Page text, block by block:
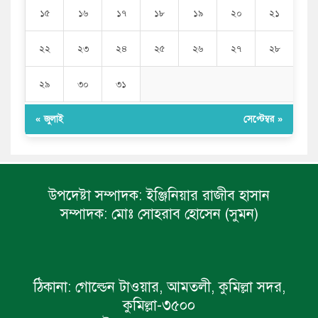
১৫ ১৬ ১৭ ১৮ ১৯ ২০ ২১
২২ ২৩ ২৪ ২৫ ২৬ ২৭ ২৮
২৯ ৩০ ৩১
« জুলাই সেপ্টেম্বর »
উপদেষ্টা সম্পাদক: ইঞ্জিনিয়ার রাজীব হাসান
সম্পাদক: মোঃ সোহরাব হোসেন (সুমন)
ঠিকানা: গোল্ডেন টাওয়ার, আমতলী, কুমিল্লা সদর,
কুমিল্লা-৩৫০০